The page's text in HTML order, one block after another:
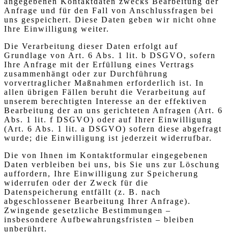
Anfrage und für den Fall von Anschlussfragen bei
uns gespeichert. Diese Daten geben wir nicht ohne
Ihre Einwilligung weiter.
Die Verarbeitung dieser Daten erfolgt auf
Grundlage von Art. 6 Abs. 1 lit. b DSGVO, sofern
Ihre Anfrage mit der Erfüllung eines Vertrags
zusammenhängt oder zur Durchführung
vorvertraglicher Maßnahmen erforderlich ist. In
allen übrigen Fällen beruht die Verarbeitung auf
unserem berechtigten Interesse an der effektiven
Bearbeitung der an uns gerichteten Anfragen (Art. 6
Abs. 1 lit. f DSGVO) oder auf Ihrer Einwilligung
(Art. 6 Abs. 1 lit. a DSGVO) sofern diese abgefragt
wurde; die Einwilligung ist jederzeit widerrufbar.
Die von Ihnen im Kontaktformular eingegebenen
Daten verbleiben bei uns, bis Sie uns zur Löschung
auffordern, Ihre Einwilligung zur Speicherung
widerrufen oder der Zweck für die
Datenspeicherung entfällt (z. B. nach
abgeschlossener Bearbeitung Ihrer Anfrage).
Zwingende gesetzliche Bestimmungen –
insbesondere Aufbewahrungsfristen – bleiben
unberührt.